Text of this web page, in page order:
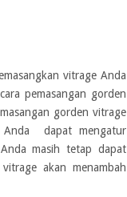
vitrage Anda
pemasangan gorden
gorden vitrage
Anda dapat mengatur
masih tetap dapat
akan menambah